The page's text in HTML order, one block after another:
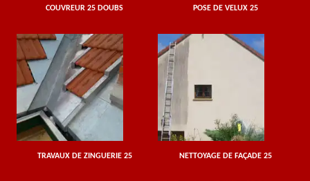
COUVREUR 25 DOUBS POSE DE VELUX 25
TRAVAUX DE ZINGUERIE 25 NETTOYAGE DE FAÇADE 25